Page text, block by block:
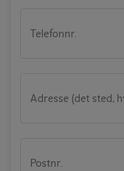
Telefonnr.
Adresse (det sted,
Postnr.